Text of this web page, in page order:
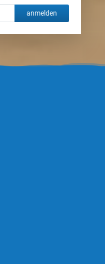
anmelden